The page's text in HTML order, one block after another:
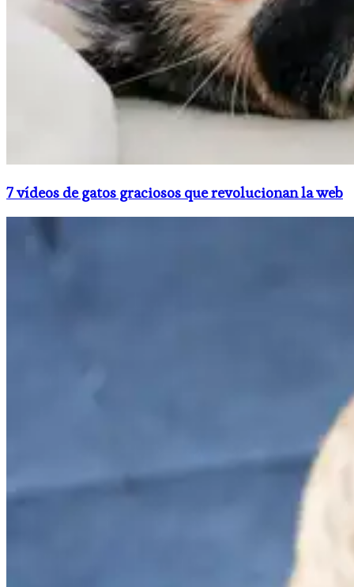
7 vídeos de gatos graciosos que revolucionan la web